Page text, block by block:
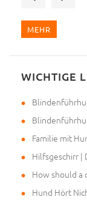
MEHR
WICHTIGE
Familie mit
Hilfsgeschirr |
How should a
Hund Hört